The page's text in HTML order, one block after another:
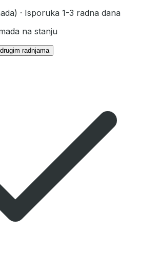
· Isporuka 1-3 radna dana
na stanju
radnjama